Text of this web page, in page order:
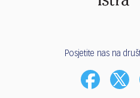
Posjetite nas na